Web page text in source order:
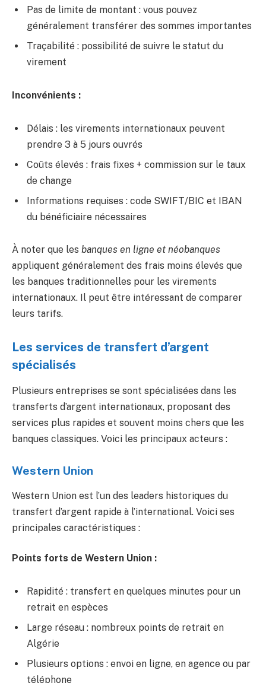
Pas de limite de montant : vous pouvez
généralement transférer des sommes importantes
Traçabilité : possibilité de suivre le statut du
virement
Inconvénients :
Délais : les virements internationaux peuvent
prendre 3 à 5 jours ouvrés
Coûts élevés : frais fixes + commission sur le taux
de change
Informations requises : code SWIFT/BIC et IBAN
du bénéficiaire nécessaires
À noter que les banques en ligne et néobanques
appliquent généralement des frais moins élevés que
les banques traditionnelles pour les virements
internationaux. Il peut être intéressant de comparer
leurs tarifs.
Les services de transfert d’argent
spécialisés
Plusieurs entreprises se sont spécialisées dans les
transferts d’argent internationaux, proposant des
services plus rapides et souvent moins chers que les
banques classiques. Voici les principaux acteurs :
Western Union
Western Union est l’un des leaders historiques du
transfert d’argent rapide à l’international. Voici ses
principales caractéristiques :
Points forts de Western Union :
Rapidité : transfert en quelques minutes pour un
retrait en espèces
Large réseau : nombreux points de retrait en
Algérie
Plusieurs options : envoi en ligne, en agence ou par
téléphone